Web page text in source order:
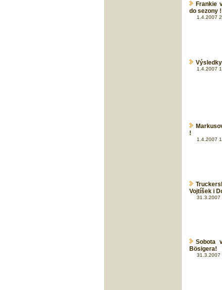
Frankie
do sezony
1.4.2007
1.4.2007
!
1.4.2007
Vojtíšek i
31.3.2007
Sobota
Bösigera!
31.3.2007